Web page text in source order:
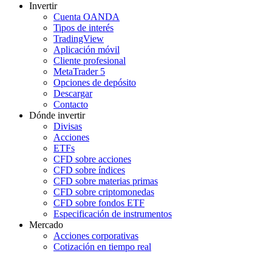
Invertir
Cuenta OANDA
Tipos de interés
TradingView
Aplicación móvil
Cliente profesional
MetaTrader 5
Opciones de depósito
Descargar
Contacto
Dónde invertir
Divisas
Acciones
ETFs
CFD sobre acciones
CFD sobre índices
CFD sobre materias primas
CFD sobre criptomonedas
CFD sobre fondos ETF
Especificación de instrumentos
Mercado
Acciones corporativas
Cotización en tiempo real